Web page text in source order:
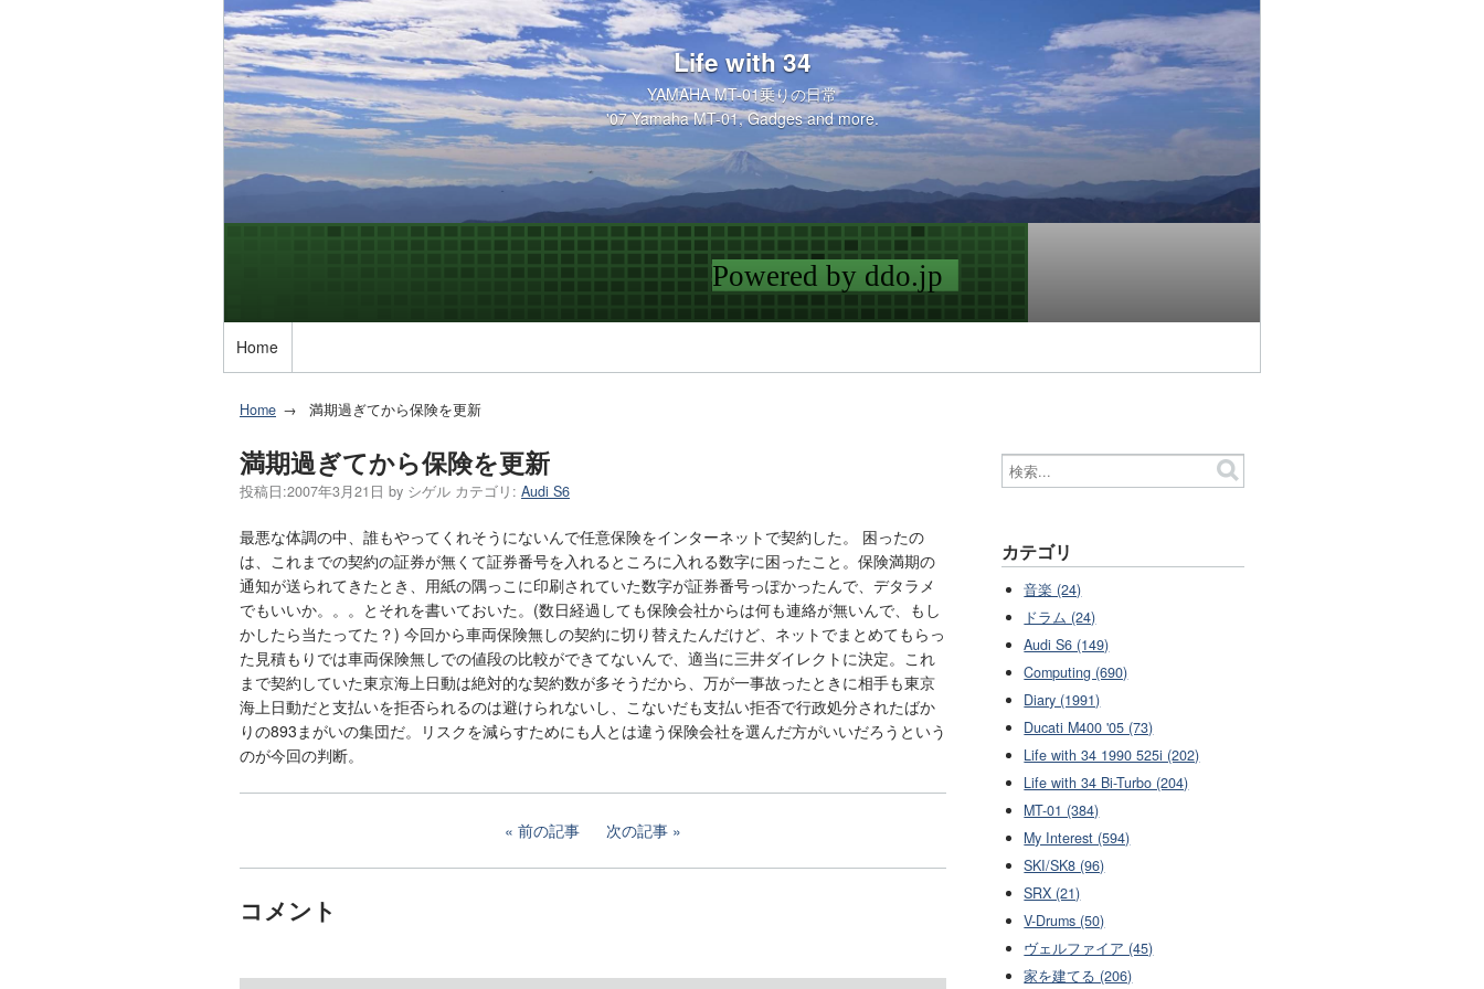
Life with 34
YAMAHA MT-01乗りの日常
'07 Yamaha MT-01, Gadges and more.
Home
Home 満期過ぎてから保険を更新
満期過ぎてから保険を更新
投稿日:2007年3月21日 by シゲル カテゴリ: Audi S6
最悪な体調の中、誰もやってくれそうにないんで任意保険をインターネットで契約した。 困ったの
は、これまでの契約の証券が無くて証券番号を入れるところに入れる数字に困ったこと。保険満期の
通知が送られてきたとき、用紙の隅っこに印刷されていた数字が証券番号っぽかったんで、デタラメ
でもいいか。。。とそれを書いておいた。(数日経過しても保険会社からは何も連絡が無いんで、もし
かしたら当たってた？) 今回から車両保険無しの契約に切り替えたんだけど、ネットでまとめてもらっ
た見積もりでは車両保険無しでの値段の比較ができてないんで、適当に三井ダイレクトに決定。これ
まで契約していた東京海上日動は絶対的な契約数が多そうだから、万が一事故ったときに相手も東京
海上日動だと支払いを拒否られるのは避けられないし、こないだも支払い拒否で行政処分されたばか
りの893まがいの集団だ。リスクを減らすためにも人とは違う保険会社を選んだ方がいいだろうという
のが今回の判断。
前の記事 次の記事
コメント
カテゴリ
音楽 (24)
ドラム (24)
Audi S6 (149)
Computing (690)
Diary (1991)
Ducati M400 '05 (73)
Life with 34 1990 525i (202)
Life with 34 Bi-Turbo (204)
MT-01 (384)
My Interest (594)
SKI/SK8 (96)
SRX (21)
V-Drums (50)
ヴェルファイア (45)
家を建てる (206)